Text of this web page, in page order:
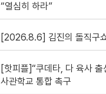
“열심히 하라”
[2026.8.6] 김진의 돌직구
[핫피플]“쿠데타, 다 육사
사관학교 통합 촉구